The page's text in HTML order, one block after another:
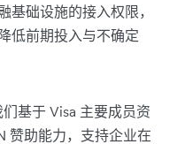
基础设施的接入权限，
低前期投入与不确定
基于 Visa 主要成员资
赞助能力，支持企业在